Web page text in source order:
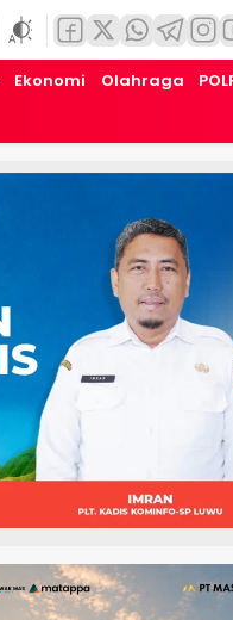
Ekonomi Olahraga